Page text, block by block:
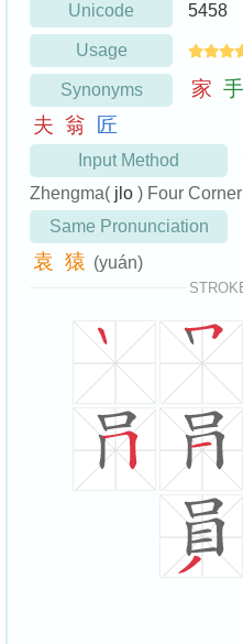
Unicode 5458
Usage
Synonyms 家 手
夫 翁 匠
Input Method
Zhengma( jlo ) Four
Same Pronunciation
袁 猿 (yuán)